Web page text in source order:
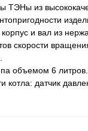
ТЭНы из
и вал из
скорости
объемом 6 литров.
котла: датчик